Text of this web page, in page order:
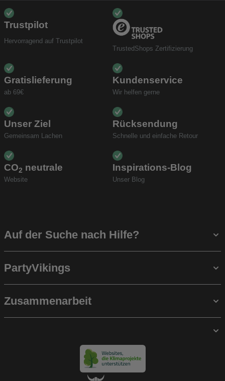
Trustpilot
Hervorragend auf Trustpilot
TrustedShops Zertifizierung
Gratislieferung
ab 69€
Kundenservice
Wir helfen gerne
Unser Ziel
Gemeinsam Lachen
Rücksendung
Schnelle und einfache Retour
CO2 neutrale
Website
Inspirations-Blog
Unser Blog
Auf der Suche nach Hilfe?
PartyVikings
Zusammenarbeit